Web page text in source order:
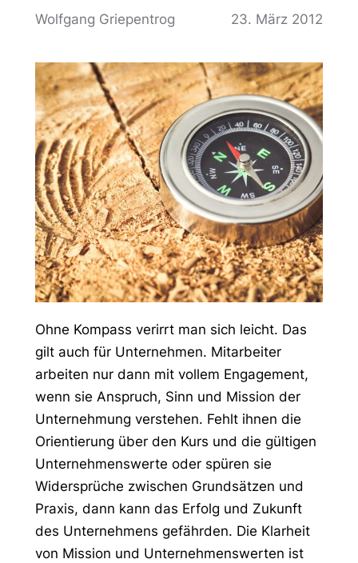
Wolfgang Griepentrog 23. März 2012
Ohne Kompass verirrt man sich leicht. Das
gilt auch für Unternehmen. Mitarbeiter
arbeiten nur dann mit vollem Engagement,
wenn sie Anspruch, Sinn und Mission der
Unternehmung verstehen. Fehlt ihnen die
Orientierung über den Kurs und die gültigen
Unternehmenswerte oder spüren sie
Widersprüche zwischen Grundsätzen und
Praxis, dann kann das Erfolg und Zukunft
des Unternehmens gefährden. Die Klarheit
von Mission und Unternehmenswerten ist